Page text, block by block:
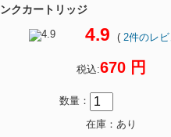
ンクカートリッジ
4.9 ( 2件のレ
税込:670 円
数量：
在庫：あり